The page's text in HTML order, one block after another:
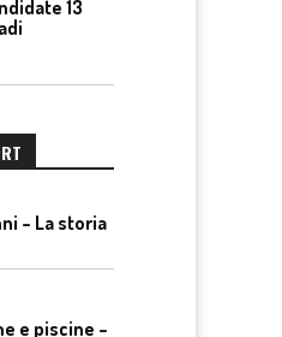
13
– La storia
e piscine –